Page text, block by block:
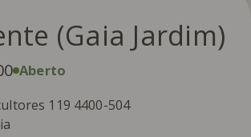
(Gaia Jardim)
Aberto
119 4400-504